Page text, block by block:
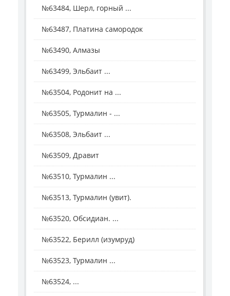
№63484, Шерл, горный ...
№63487, Платина самородок
№63490, Алмазы
№63499, Эльбаит ...
№63504, Родонит на ...
№63505, Турмалин - ...
№63508, Эльбаит ...
№63509, Дравит
№63510, Турмалин ...
№63513, Турмалин (увит).
№63520, Обсидиан. ...
№63522, Берилл (изумруд)
№63523, Турмалин ...
№63524, ...